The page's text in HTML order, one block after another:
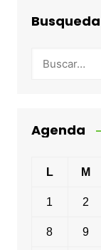
Busqueda
Agenda
L M
1 2
8 9